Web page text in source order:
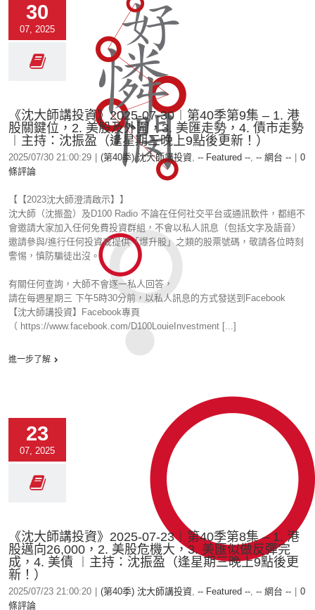
30
07, 2025
《沈大師講投資》2025-07-30︱第40季第9集 – 1. 港
股關鍵位，2. 美股及外圍，3. 美匯走勢，4. 債市走勢
︱主持：沈振盈（逢星期三晚上9點後更新！）
2025/07/30 21:00:29 (第40季) 沈大師講投資, -- Featured --, -- 網台 --
0
條評論
【【2023沈大師澄清啟示】】
沈大師（沈振盈）及D100 Radio 不論在任何社交平台或通訊軟件，都絕不
會邀請大家加入任何免費投資群組，不會以私人訊息（包括文字及語音）
邀請參與/進行任何投資或提供「爆升股」之類的股票號碼，敬請各位時刻
警惕，慎防騙徒出沒。
有關任何查詢，大師不會逐一私人回答，
請在每週星期三 下午5時30分前，以私人訊息的方式發送到Facebook
【沈大師講投資】Facebook專頁
（ https://www.facebook.com/D100LouieInvestment [...]
進一步了解
23
07, 2025
《沈大師講投資》2025-07-23︱第40季第8集 – 1. 港
股邁向26,000，2. 美股危機大，3. 美匯似做反彈完
成，4. 美債 ︱主持：沈振盈（逢星期三晚上9點後更
新！）
2025/07/23 21:00:20 (第40季) 沈大師講投資, -- Featured --, -- 網台 --
0
條評論